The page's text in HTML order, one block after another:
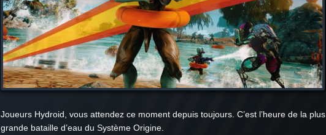
Joueurs Hydroid, vous attendez ce moment depuis toujours. C’est l’heure de la plus
grande bataille d’eau du Système Origine.